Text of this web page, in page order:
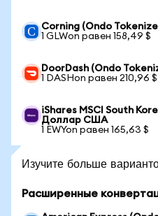
Corning (Ondo
1 GLWon равен 158,49 $
DoorDash (Ondo
1 DASHon равен 210,96 $
iShares MSCI South
Доллар США
1 EWYon равен 165,63 $
Изучите больше
Расширенные